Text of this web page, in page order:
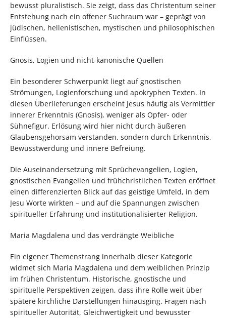
bewusst pluralistisch. Sie zeigt, dass das Christentum seiner
Entstehung nach ein offener Suchraum war – geprägt von
jüdischen, hellenistischen, mystischen und philosophischen
Einflüssen.
Gnosis, Logien und nicht-kanonische Quellen
Ein besonderer Schwerpunkt liegt auf gnostischen
Strömungen, Logienforschung und apokryphen Texten. In
diesen Überlieferungen erscheint Jesus häufig als Vermittler
innerer Erkenntnis (Gnosis), weniger als Opfer- oder
Sühnefigur. Erlösung wird hier nicht durch äußeren
Glaubensgehorsam verstanden, sondern durch Erkenntnis,
Bewusstwerdung und innere Befreiung.
Die Auseinandersetzung mit Sprüchevangelien, Logien,
gnostischen Evangelien und frühchristlichen Texten eröffnet
einen differenzierten Blick auf das geistige Umfeld, in dem
Jesu Worte wirkten – und auf die Spannungen zwischen
spiritueller Erfahrung und institutionalisierter Religion.
Maria Magdalena und das verdrängte Weibliche
Ein eigener Themenstrang innerhalb dieser Kategorie
widmet sich Maria Magdalena und dem weiblichen Prinzip
im frühen Christentum. Historische, gnostische und
spirituelle Perspektiven zeigen, dass ihre Rolle weit über
spätere kirchliche Darstellungen hinausging. Fragen nach
spiritueller Autorität, Gleichwertigkeit und bewusster